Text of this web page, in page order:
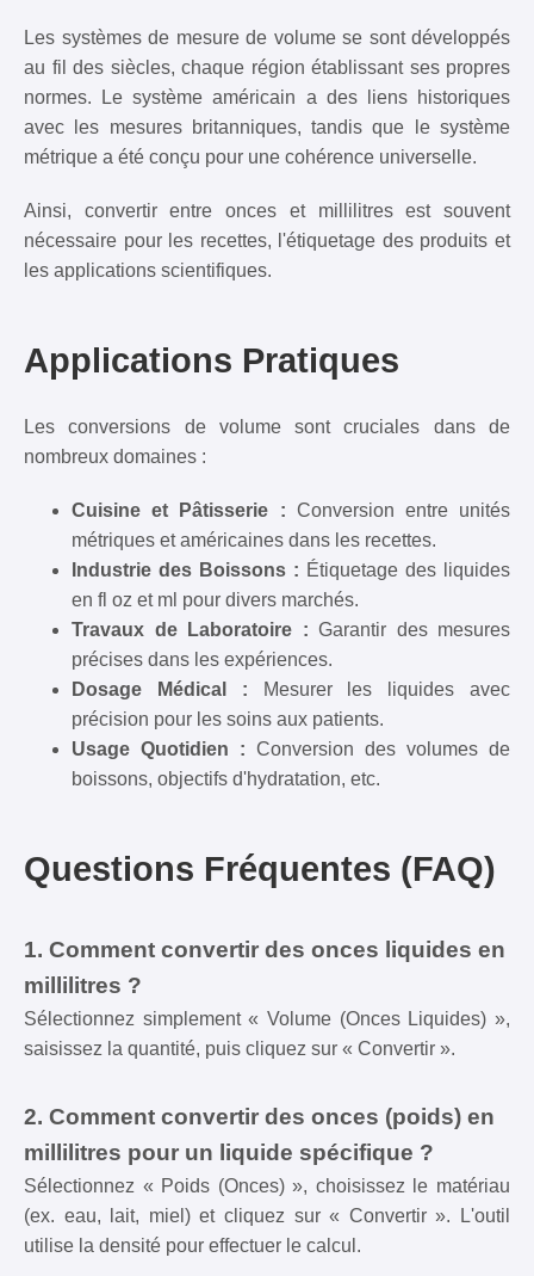
Les systèmes de mesure de volume se sont développés
au fil des siècles, chaque région établissant ses propres
normes. Le système américain a des liens historiques
avec les mesures britanniques, tandis que le système
métrique a été conçu pour une cohérence universelle.
Ainsi, convertir entre onces et millilitres est souvent
nécessaire pour les recettes, l'étiquetage des produits et
les applications scientifiques.
Applications Pratiques
Les conversions de volume sont cruciales dans de
nombreux domaines :
Cuisine et Pâtisserie : Conversion entre unités
métriques et américaines dans les recettes.
Industrie des Boissons : Étiquetage des liquides
en fl oz et ml pour divers marchés.
Travaux de Laboratoire : Garantir des mesures
précises dans les expériences.
Dosage Médical : Mesurer les liquides avec
précision pour les soins aux patients.
Usage Quotidien : Conversion des volumes de
boissons, objectifs d'hydratation, etc.
Questions Fréquentes (FAQ)
1. Comment convertir des onces liquides en
millilitres ?
Sélectionnez simplement « Volume (Onces Liquides) »,
saisissez la quantité, puis cliquez sur « Convertir ».
2. Comment convertir des onces (poids) en
millilitres pour un liquide spécifique ?
Sélectionnez « Poids (Onces) », choisissez le matériau
(ex. eau, lait, miel) et cliquez sur « Convertir ». L'outil
utilise la densité pour effectuer le calcul.